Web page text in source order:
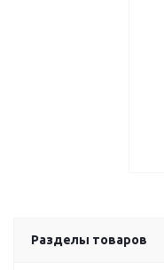
Разделы товаров